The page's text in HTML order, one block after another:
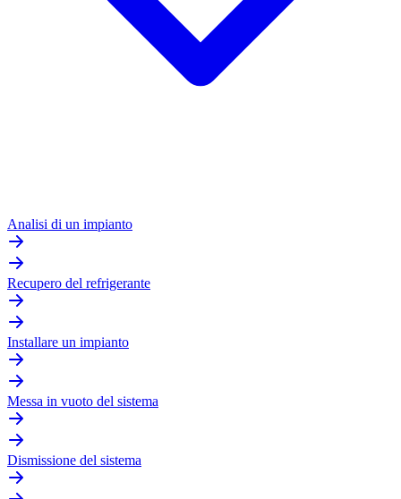
Analisi di un impianto
Recupero del refrigerante
Installare un impianto
Messa in vuoto del sistema
Dismissione del sistema